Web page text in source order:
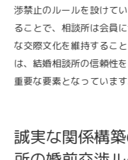
渉禁止のルールを設けて
ることで、相談所は会員
な交際文化を維持するこ
は、結婚相談所の信頼性
重要な要素となっています
誠実な関係構